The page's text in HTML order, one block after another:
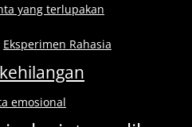
yang terlupakan
Eksperimen Rahasia
kehilangan
emosional